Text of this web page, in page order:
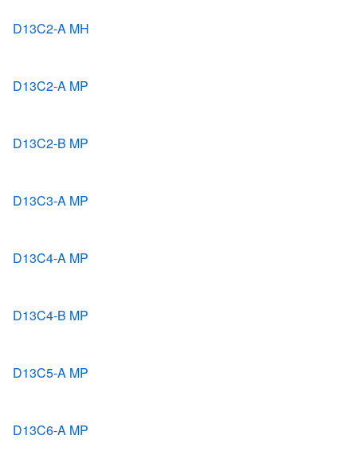
D13C2-A MH
D13C2-A MP
D13C2-B MP
D13C3-A MP
D13C4-A MP
D13C4-B MP
D13C5-A MP
D13C6-A MP